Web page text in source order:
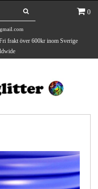
0
frakt över 600kr inom Sverige